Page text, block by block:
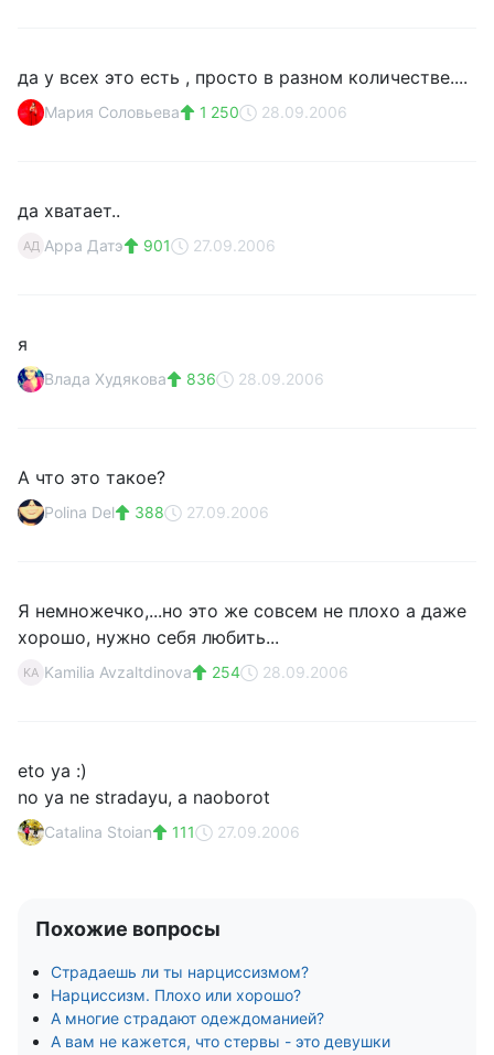
да у всех это есть , просто в разном количестве....
Мария Соловьева 1 250 28.09.2006
да хватает..
АД Арра Датэ 901 27.09.2006
я
Влада Худякова 836 28.09.2006
А что это такое?
Polina Del 388 27.09.2006
Я немножечко,...но это же совсем не плохо а даже
хорошо, нужно себя любить...
KA Kamilia Avzaltdinova 254 28.09.2006
eto ya :)
no ya ne stradayu, a naoborot
Catalina Stoian 111 27.09.2006
Похожие вопросы
Страдаешь ли ты нарциссизмом?
Нарциссизм. Плохо или хорошо?
А многие страдают одеждоманией?
А вам не кажется, что стервы - это девушки